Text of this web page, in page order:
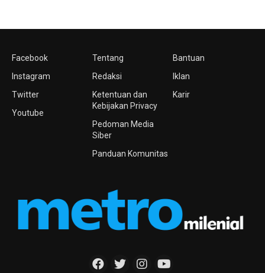
Facebook
Instagram
Twitter
Youtube
Tentang
Redaksi
Ketentuan dan
Kebijakan Privacy
Pedoman Media
Siber
Panduan Komunitas
Bantuan
Iklan
Karir